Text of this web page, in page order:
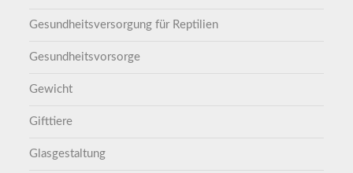
Gesundheitsversorgung für Reptilien
Gesundheitsvorsorge
Gewicht
Gifttiere
Glasgestaltung